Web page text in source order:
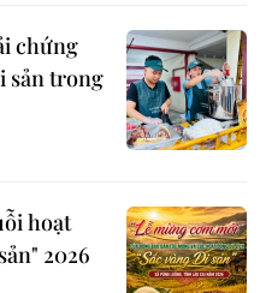
chứng
sản trong
hoạt
2026